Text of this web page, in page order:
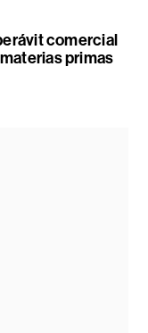
comercial
primas